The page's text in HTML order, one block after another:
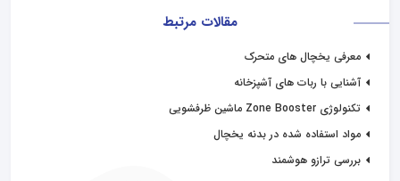
مقالات مرتبط
معرفی یخچال های متحرک
آشنایی با ربات های آشپزخانه
تکنولوژی Zone Booster ماشین ظرفشویی
مواد استفاده شده در بدنه یخچال
بررسی ترازو هوشمند